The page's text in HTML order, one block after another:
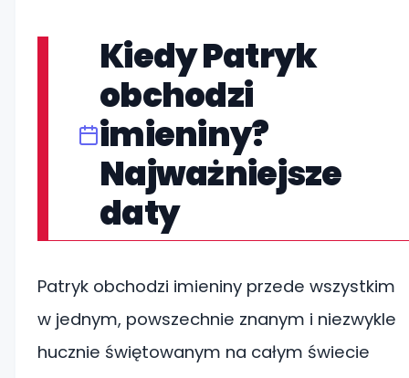
Kiedy Patryk
obchodzi
imieniny?
Najważniejsze
daty
Patryk obchodzi imieniny przede wszystkim
w jednym, powszechnie znanym i niezwykle
hucznie świętowanym na całym świecie